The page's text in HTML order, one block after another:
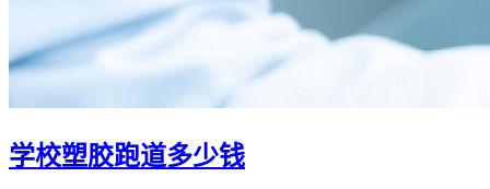
学校塑胶跑道多少钱